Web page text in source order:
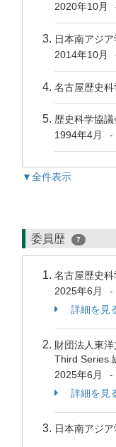
2020年10月
日本南アジ
2014年10月
名古屋歴史
歴史科学協
1994年4月
-
▼全件表示
委員歴 7
名古屋歴史
2025年6月
-
詳細を見
財団法人東
Third Series
2025年6月
-
詳細を見
日本南アジ